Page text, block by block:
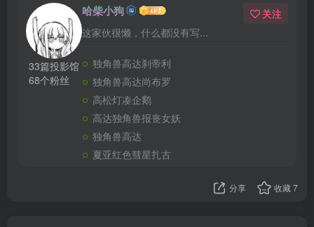
33篇投影馆
68个粉丝
哈柴小狗
这家伙很懒，什么都没有写...
关注
独角兽高达刹帝利
独角兽高达尚布罗
高松灯凑企鹅
高达独角兽报丧女妖
独角兽高达
夏亚红色彗星扎古
分享 收藏7